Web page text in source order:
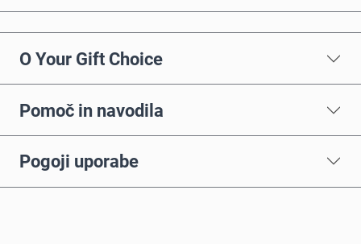
O Your Gift Choice
Pomoč in navodila
Pogoji uporabe